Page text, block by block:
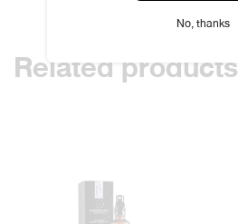
Related products
No, thanks